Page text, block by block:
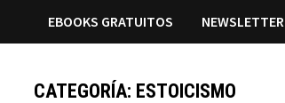
EBOOKS GRATUITOS NEWSLETTER
CATEGORÍA: ESTOICISMO